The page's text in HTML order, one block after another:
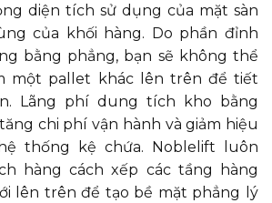
diện tích sử dụng của mặt sàn
của khối hàng. Do phần đỉnh
bằng phẳng, bạn sẽ không thể
một pallet khác lên trên để tiết
Lãng phí dung tích kho bằng
chi phí vận hành và giảm hiệu
thống kệ chứa. Noblelift luôn
hàng cách xếp các tầng hàng
lên trên để tạo bề mặt phẳng lý